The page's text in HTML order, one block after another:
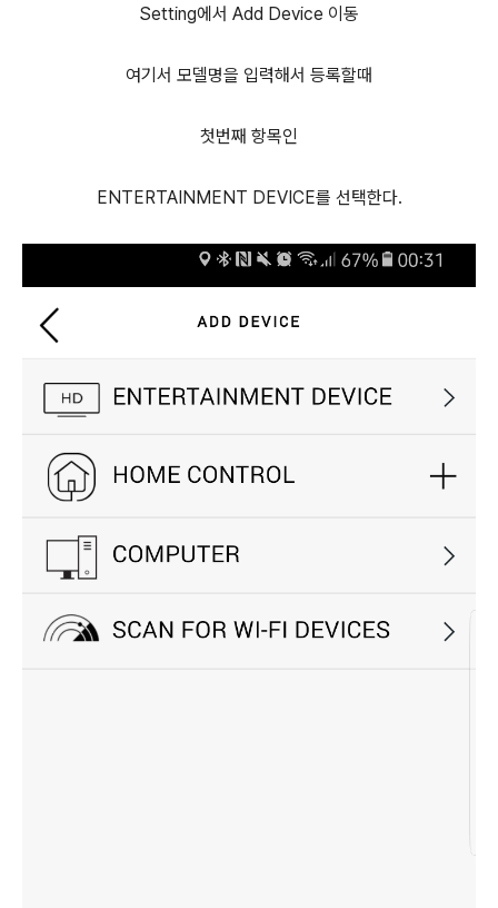
Setting에서 Add Device 이동
여기서 모델명을 입력해서 등록할때
첫번째 항목인
ENTERTAINMENT DEVICE를 선택한다.